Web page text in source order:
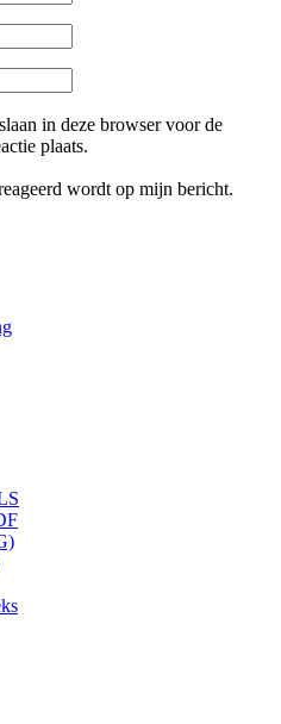
in deze browser voor de
plaats.
wordt op mijn bericht.